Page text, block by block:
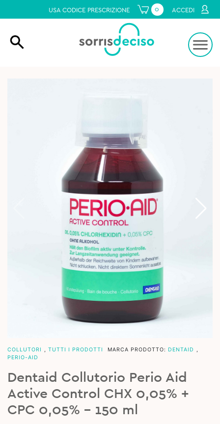
USA CODICE PRESCRIZIONE 0 ACCEDI
COLLUTORI , TUTTI I PRODOTTI MARCA PRODOTTO: DENTAID
,
PERIO-AID
Dentaid Collutorio Perio Aid
Active Control CHX 0,05% +
CPC 0,05% – 150 ml